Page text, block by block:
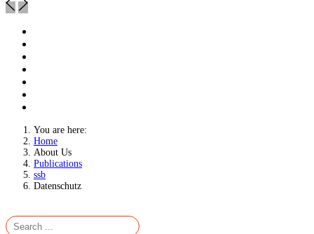
You are here:
Home
About Us
Publications
ssb
Datenschutz